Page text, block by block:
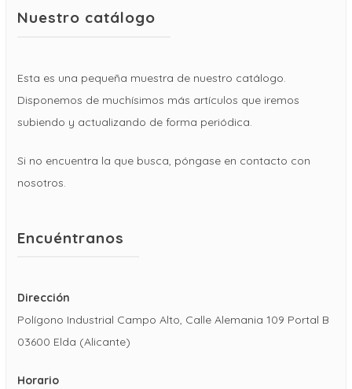
Nuestro catálogo
Esta es una pequeña muestra de nuestro catálogo.
Disponemos de muchísimos más artículos que iremos
subiendo y actualizando de forma periódica.
Si no encuentra la que busca, póngase en contacto con
nosotros.
Encuéntranos
Dirección
Polígono Industrial Campo Alto, Calle Alemania 109 Portal B
03600 Elda (Alicante)
Horario